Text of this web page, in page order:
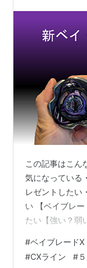
この記事はこん
気になっている
レゼントしたい
い 【ベイブレ
たい【強い？弱
ント おすすめポ
メリット デメリ
#ベイブレードX
#CXライン #